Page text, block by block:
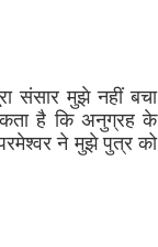
संसार मुझे नहीं बचा
है कि अनुग्रह के
ने मुझे पुत्र को